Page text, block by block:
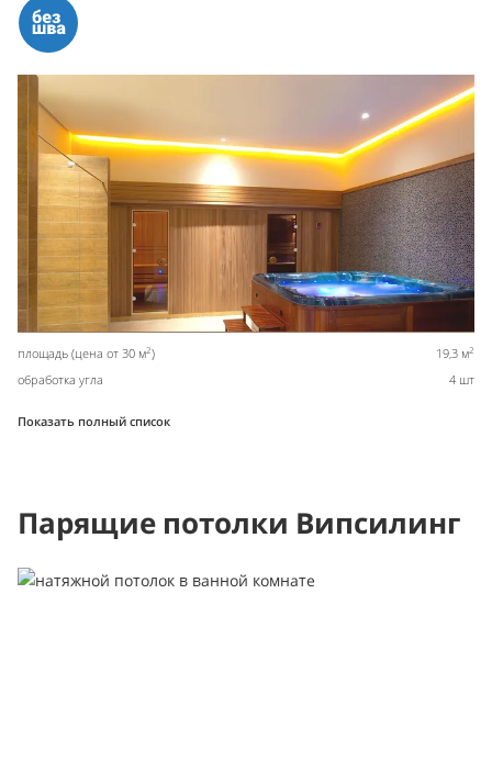
площадь (цена от 30 м2) 19,3 м2
обработка угла 4 шт
Показать полный список
Парящие потолки Випсилинг